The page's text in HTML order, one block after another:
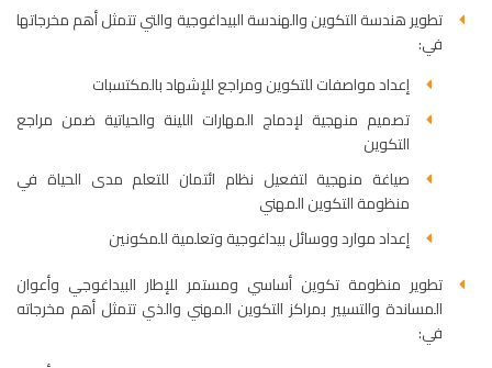
تطوير هندسة التكوين والهندسة البيداغوجية والتي تتمثل أهم مخرجاتها
في:
إعداد مواصفات للتكوين ومراجع للإشهاد بالمكتسبات
تصميم منهجية لإدماج المهارات اللينة والحياتية ضمن مراجع
التكوين
صياغة منهجية لتفعيل نظام ائتمان للتعلم مدى الحياة في
منظومة التكوين المهني
إعداد موارد ووسائل بيداغوجية وتعلمية للمكونين
تطوير منظومة تكوين أساسي ومستمر للإطار البيداغوجي وأعوان
المساندة والتسيير بمراكز التكوين المهني والذي تتمثل أهم مخرجاته
في: